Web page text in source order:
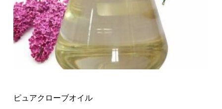
ピュアクローブオイル